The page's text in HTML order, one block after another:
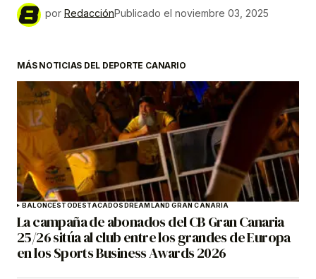
por RedacciónPublicado el noviembre 03, 2025
MÁS NOTICIAS DEL DEPORTE CANARIO
BALONCESTODESTACADOSDREAMLAND GRAN CANARIA
La campaña de abonados del CB Gran Canaria
25/26 sitúa al club entre los grandes de Europa
en los Sports Business Awards 2026